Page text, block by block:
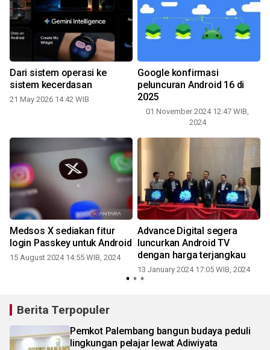
Dari sistem operasi ke
sistem kecerdasan
21 May 2026 14:42 WIB
Google konfirmasi
peluncuran Android 16 di
2025
01 November 2024 12:47 WIB,
2024
Medsos X sediakan fitur
login Passkey untuk Android
15 August 2024 14:55 WIB, 2024
Advance Digital segera
luncurkan Android TV
dengan harga terjangkau
13 January 2024 17:05 WIB, 2024
Berita Terpopuler
Pemkot Palembang bangun budaya peduli
lingkungan pelajar lewat Adiwiyata